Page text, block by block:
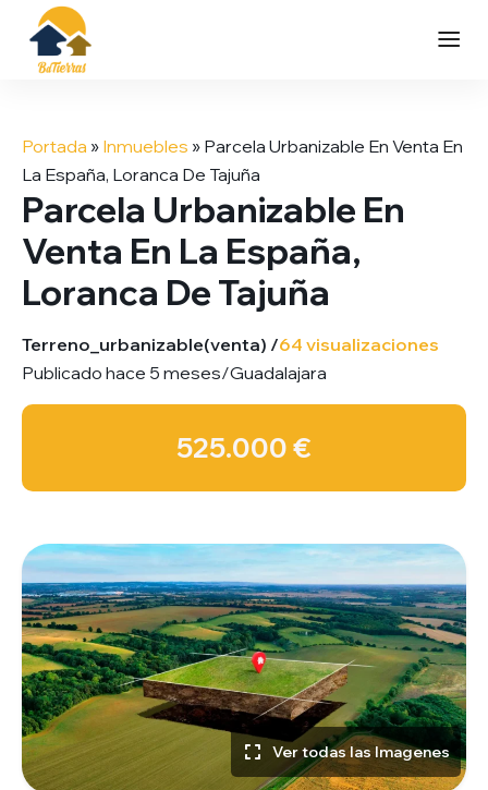
contenido
Portada » Inmuebles » Parcela Urbanizable En Venta En
La España, Loranca De Tajuña
Parcela Urbanizable En
Venta En La España,
Loranca De Tajuña
Terreno_urbanizable(venta) /64 visualizaciones
Publicado hace 5 meses/Guadalajara
525.000 €
Ver todas las Imagenes